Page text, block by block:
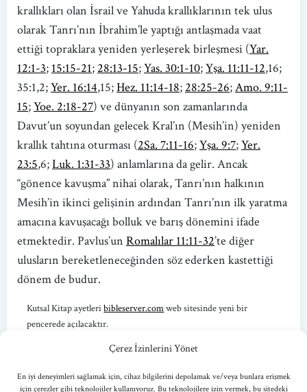
Çerez İzinlerini Yönet
En iyi deneyimleri sağlamak için, cihaz bilgilerini depolamak ve/veya bunlara erişmek
için çerezler gibi teknolojiler kullanıyoruz. Bu teknolojilere izin vermek, bu sitedeki
krallıkları olan İsrail ve Yahuda krallıklarının tek ulus
olarak Tanrı’nın İbrahim’le yaptığı antlaşmada vaat
ettiği topraklara yeniden yerleşerek birleşmesi (Yar.
12:1-3; 15:15-21; 28:13-15;Yas. 30:1-10;Yşa. 11:11-12,16;
35:1,2;Yer. 16:14,15;Hez. 11:14-18; 28:25-26;Amo. 9:11-
15;Yoe. 2:18-27) ve dünyanın son zamanlarında
Davut’un soyundan gelecek Kral’ın (Mesih’in) yeniden
krallık tahtına oturması (2Sa. 7:11-16;Yşa. 9:7;Yer.
23:5,6;Luk. 1:31-33) anlamlarına da gelir. Ancak
“gönence kavuşma” nihai olarak, Tanrı’nın halkının
Mesih’in ikinci gelişinin ardından Tanrı’nın ilk yaratma
amacına kavuşacağı bolluk ve barış dönemini ifade
etmektedir. Pavlus’un Romalılar 11:11-32’te diğer
ulusların bereketleneceğinden söz ederken kastettiği
dönem de budur.
Kutsal Kitap ayetleribibleserver.comweb sitesinde yeni bir
pencerede açılacaktır.
Açıklamalı Kutsal Kitap.(İstanbul: Yeni Yaşam Yayınları,